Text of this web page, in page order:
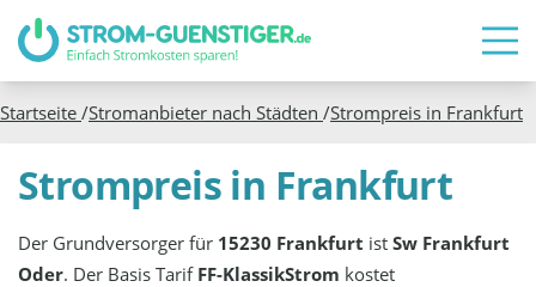
Startseite /Stromanbieter nach Städten /Strompreis in Frankfurt
Strompreis in Frankfurt
Der Grundversorger für 15230 Frankfurt istSw Frankfurt
Oder. Der Basis Tarif FF-KlassikStrom kostet